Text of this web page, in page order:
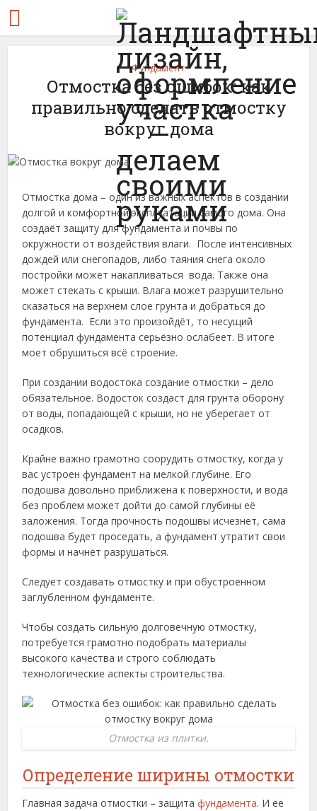
Фундамент
Отмостка без ошибок: как
правильно сделать отмостку
вокруг дома
Отмостка дома – один из важных аспектов в создании
долгой и комфортной эксплуатации самого дома. Она
создаёт защиту для фундамента и почвы по
окружности от воздействия влаги. После интенсивных
дождей или снегопадов, либо таяния снега около
постройки может накапливаться вода. Также она
может стекать с крыши. Влага может разрушительно
сказаться на верхнем слое грунта и добраться до
фундамента. Если это произойдёт, то несущий
потенциал фундамента серьёзно ослабеет. В итоге
моет обрушиться всё строение.
При создании водостока создание отмостки – дело
обязательное. Водосток создаст для грунта оборону
от воды, попадающей с крыши, но не уберегает от
осадков.
Крайне важно грамотно соорудить отмостку, когда у
вас устроен фундамент на мелкой глубине. Его
подошва довольно приближена к поверхности, и вода
без проблем может дойти до самой глубины её
заложения. Тогда прочность подошвы исчезнет, сама
подошва будет проседать, а фундамент утратит свои
формы и начнёт разрушаться.
Следует создавать отмостку и при обустроенном
заглубленном фундаменте.
Чтобы создать сильную долговечную отмостку,
потребуется грамотно подобрать материалы
высокого качества и строго соблюдать
технологические аспекты строительства.
Отмостка из плитки.
Определение ширины отмостки
Главная задача отмостки – защитафундамента. И её